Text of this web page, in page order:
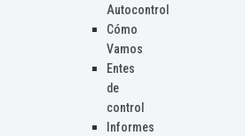
Autocontrol
Cómo
Vamos
Entes
de
control
Informes